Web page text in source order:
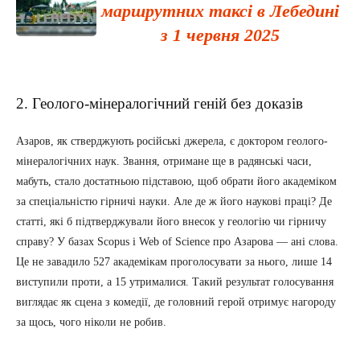
маршрутних таксі в Лебедині
з 1 червня 2025
2. Геолого-мінералогічний геній без доказів
Азаров, як стверджують російські джерела, є доктором геолого-
мінералогічних наук. Звання, отримане ще в радянські часи,
мабуть, стало достатньою підставою, щоб обрати його академіком
за спеціальністю гірничі науки. Але де ж його наукові праці? Де
статті, які б підтверджували його внесок у геологію чи гірничу
справу? У базах Scopus і Web of Science про Азарова — ані слова.
Це не завадило 527 академікам проголосувати за нього, лише 14
виступили проти, а 15 утрималися. Такий результат голосування
виглядає як сцена з комедії, де головний герой отримує нагороду
за щось, чого ніколи не робив.